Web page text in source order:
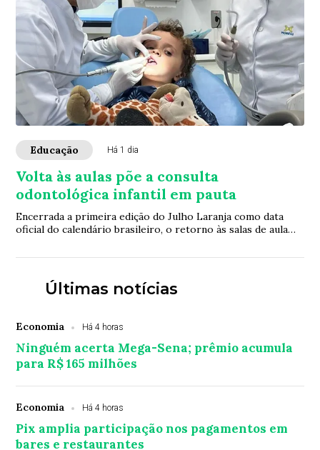
Educação Há 1 dia
Volta às aulas põe a consulta
odontológica infantil em pauta
Encerrada a primeira edição do Julho Laranja como data
oficial do calendário brasileiro, o retorno às salas de aula
Últimas notícias
Economia Há 4 horas
Ninguém acerta Mega-Sena; prêmio acumula
para R$ 165 milhões
Economia Há 4 horas
Pix amplia participação nos pagamentos em
bares e restaurantes